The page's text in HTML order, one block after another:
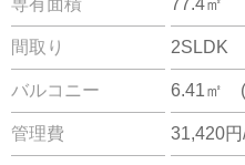
間取り 2SLDK
バルコニー 6.41㎡ (
管理費 31,420円